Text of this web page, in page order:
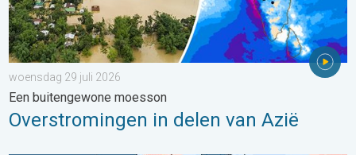
woensdag 29 juli 2026
Een buitengewone moesson
Overstromingen in delen van Azië